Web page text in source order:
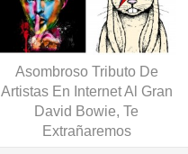
Asombroso Tributo De
Artistas En Internet Al Gran
David Bowie, Te
Extrañaremos